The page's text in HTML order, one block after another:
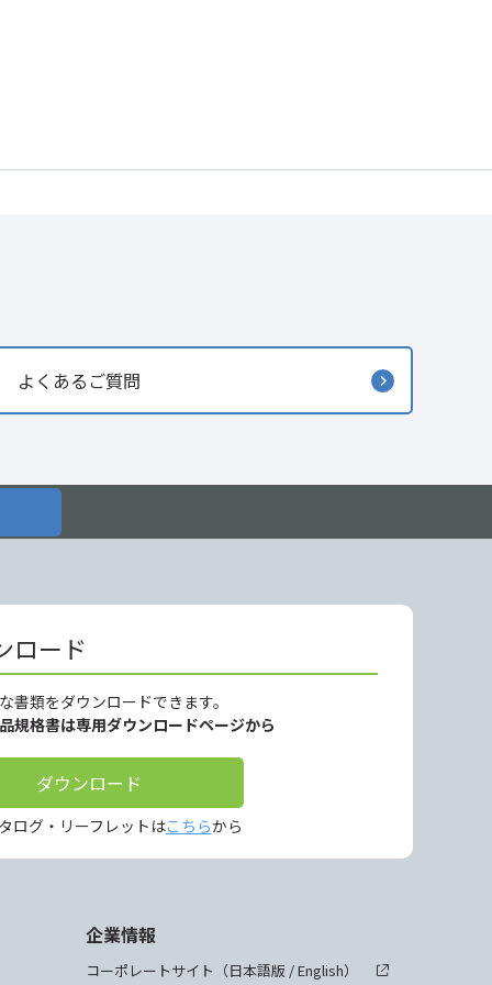
よくあるご質問
ロード
書類をダウンロードできます。
規格書は専用ダウンロードページから
ダウンロード
ログ・リーフレットはこちらから
企業情報
コーポレートサイト（日本語版 /English）